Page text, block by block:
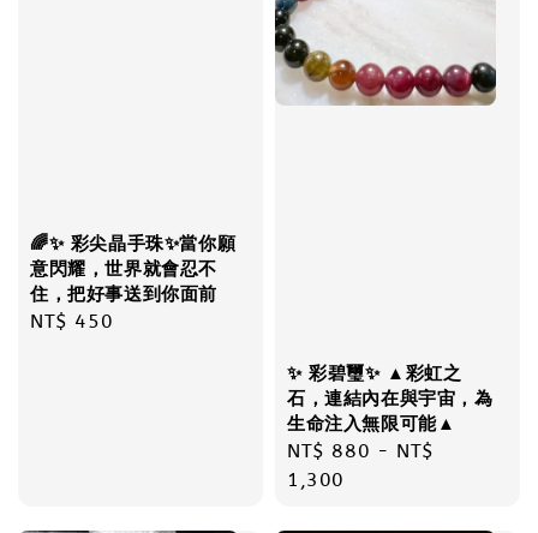
🌈✨ 彩尖晶手珠✨當你願
意閃耀，世界就會忍不
住，把好事送到你面前
Regular
NT$ 450
✨ 彩碧璽✨ ▲彩虹之
石，連結內在與宇宙，為
生命注入無限可能▲
Regular
price
NT$ 880 - NT$
1,300